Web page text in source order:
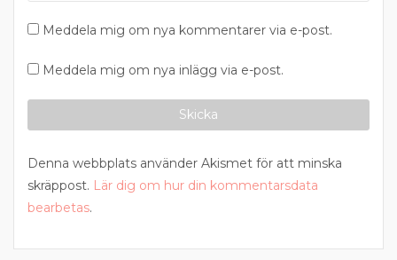
Meddela mig om nya kommentarer via e-post.
Meddela mig om nya inlägg via e-post.
Denna webbplats använder Akismet för att minska
skräppost. Lär dig om hur din kommentarsdata
bearbetas.